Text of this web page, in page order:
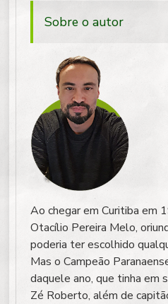
Sobre o autor
Ao chegar em Curitiba em
Otacílio Pereira Melo,
poderia ter escolhido
Mas o Campeão
daquele ano, que tinha em
Zé Roberto, além de